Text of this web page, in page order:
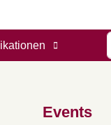
Events